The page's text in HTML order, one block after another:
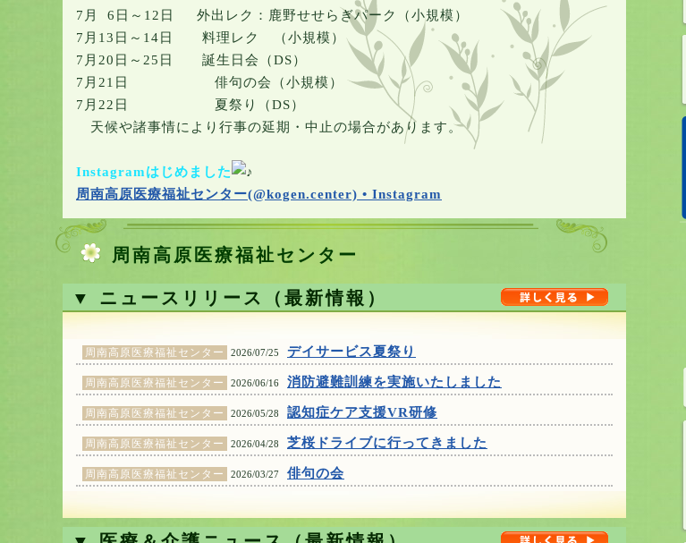
7月 6日～12日 外出レク：鹿野せせらぎパーク（小規模）
7月13日～14日 料理レク （小規模）
7月20日～25日 誕生日会（DS）
7月21日 俳句の会（小規模）
7月22日 夏祭り（DS）
天候や諸事情により行事の延期・中止の場合があります。
Instagramはじめました
周南高原医療福祉センター(@kogen.center) • Instagram
周南高原医療福祉センター
▼ ニュースリリース（最新情報）
周南高原医療福祉センター 2026/07/25 デイサービス夏祭り
周南高原医療福祉センター 2026/06/16 消防避難訓練を実施いたしました
周南高原医療福祉センター 2026/05/28 認知症ケア支援VR研修
周南高原医療福祉センター 2026/04/28 芝桜ドライブに行ってきました
周南高原医療福祉センター 2026/03/27 俳句の会